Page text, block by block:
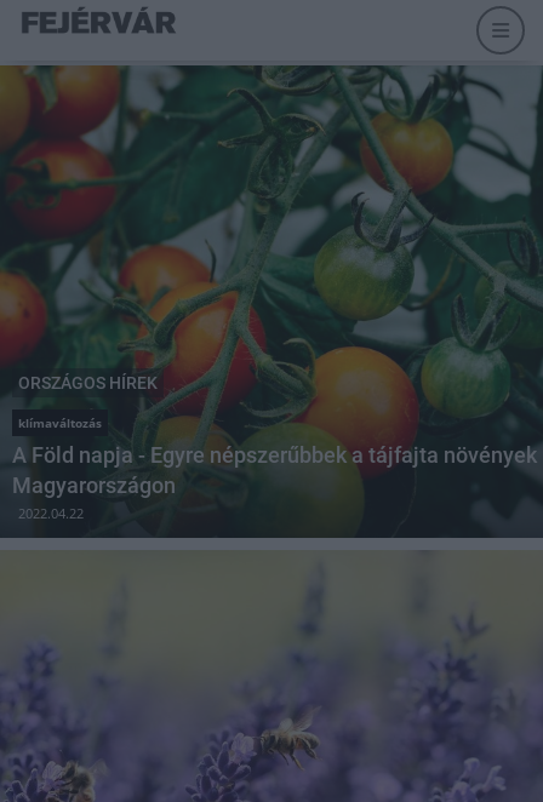
ORSZÁGOS HÍREK
klímaváltozás
A Föld napja - Egyre népszerűbbek a tájfajta növények
Magyarországon
2022.04.22